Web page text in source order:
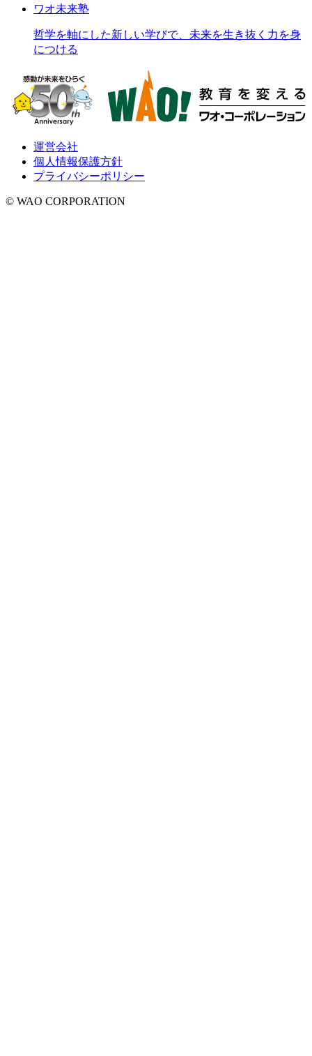
ワオ未来塾
哲学を軸にした新しい学びで、未来を生き抜く力を身
につける
運営会社
個人情報保護方針
プライバシーポリシー
© WAO CORPORATION